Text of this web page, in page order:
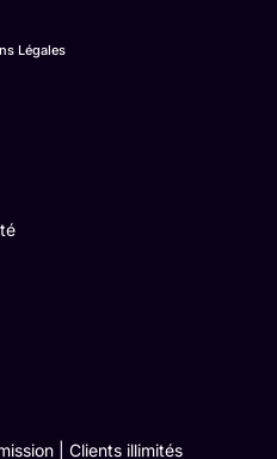
Légales
| Clients illimités